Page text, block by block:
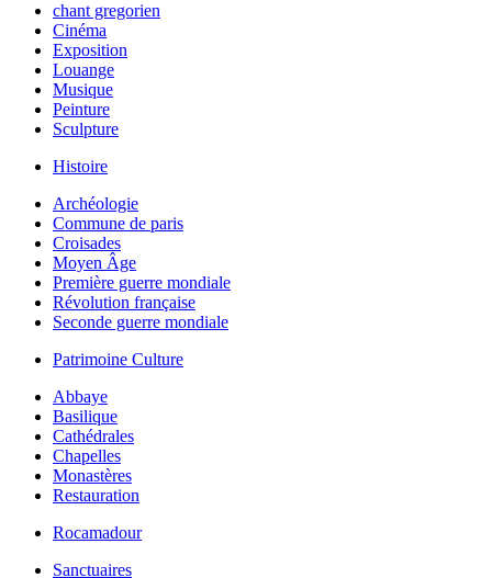
chant gregorien
Cinéma
Exposition
Louange
Musique
Peinture
Sculpture
Histoire
Archéologie
Commune de paris
Croisades
Moyen Âge
Première guerre mondiale
Révolution française
Seconde guerre mondiale
Patrimoine Culture
Abbaye
Basilique
Cathédrales
Chapelles
Monastères
Restauration
Rocamadour
Sanctuaires